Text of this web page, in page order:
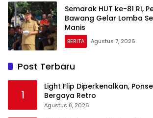
Semarak HUT ke-81 RI,
Bawang Gelar Lomba
Manis
BERITA Agustus 7, 2026
Post Terbaru
1
Light Flip Diperkenalkan,
Bergaya Retro
Agustus 8, 2026